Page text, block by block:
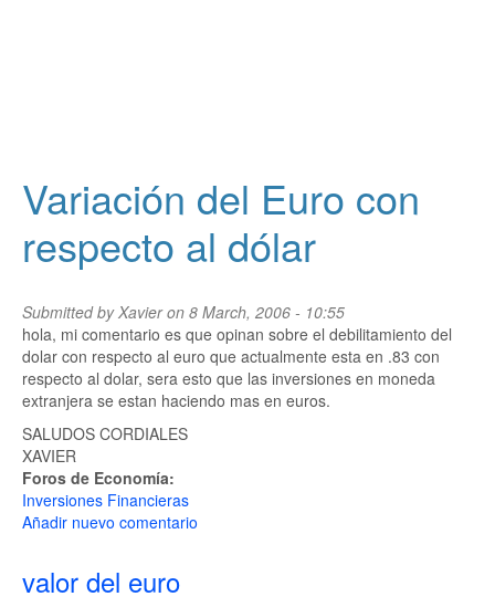
Variación del Euro con
respecto al dólar
Submitted byXavieron 8 March, 2006 - 10:55
hola, mi comentario es que opinan sobre el debilitamiento del
dolar con respecto al euro que actualmente esta en .83 con
respecto al dolar, sera esto que las inversiones en moneda
extranjera se estan haciendo mas en euros.
SALUDOS CORDIALES
XAVIER
Foros de Economía:
Inversiones Financieras
Añadir nuevo comentario
valor del euro